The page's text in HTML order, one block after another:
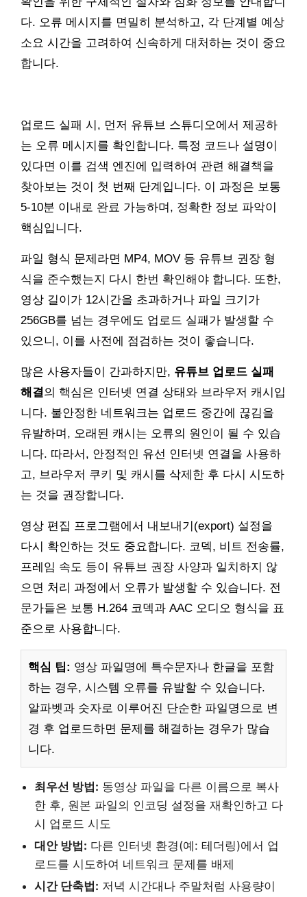
다. 오류 메시지를 면밀히 분석하고, 각 단계별 예상
소요 시간을 고려하여 신속하게 대처하는 것이 중요
합니다.
업로드 실패 시, 먼저 유튜브 스튜디오에서 제공하
는 오류 메시지를 확인합니다. 특정 코드나 설명이
있다면 이를 검색 엔진에 입력하여 관련 해결책을
찾아보는 것이 첫 번째 단계입니다. 이 과정은 보통
5-10분 이내로 완료 가능하며, 정확한 정보 파악이
핵심입니다.
파일 형식 문제라면 MP4, MOV 등 유튜브 권장 형
식을 준수했는지 다시 한번 확인해야 합니다. 또한,
영상 길이가 12시간을 초과하거나 파일 크기가
256GB를 넘는 경우에도 업로드 실패가 발생할 수
있으니, 이를 사전에 점검하는 것이 좋습니다.
많은 사용자들이 간과하지만, 유튜브 업로드 실패
해결의 핵심은 인터넷 연결 상태와 브라우저 캐시입
니다. 불안정한 네트워크는 업로드 중간에 끊김을
유발하며, 오래된 캐시는 오류의 원인이 될 수 있습
니다. 따라서, 안정적인 유선 인터넷 연결을 사용하
고, 브라우저 쿠키 및 캐시를 삭제한 후 다시 시도하
는 것을 권장합니다.
영상 편집 프로그램에서 내보내기(export) 설정을
다시 확인하는 것도 중요합니다. 코덱, 비트 전송률,
프레임 속도 등이 유튜브 권장 사양과 일치하지 않
으면 처리 과정에서 오류가 발생할 수 있습니다. 전
문가들은 보통 H.264 코덱과 AAC 오디오 형식을 표
준으로 사용합니다.
핵심 팁: 영상 파일명에 특수문자나 한글을 포함
하는 경우, 시스템 오류를 유발할 수 있습니다.
알파벳과 숫자로 이루어진 단순한 파일명으로 변
경 후 업로드하면 문제를 해결하는 경우가 많습
니다.
최우선 방법: 동영상 파일을 다른 이름으로 복사
한 후, 원본 파일의 인코딩 설정을 재확인하고 다
시 업로드 시도
대안 방법: 다른 인터넷 환경(예: 테더링)에서 업
로드를 시도하여 네트워크 문제를 배제
시간 단축법: 저녁 시간대나 주말처럼 사용량이